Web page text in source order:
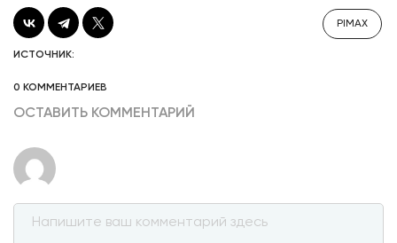
PIMAX
ИСТОЧНИК:
0 КОММЕНТАРИЕВ
ОСТАВИТЬ КОММЕНТАРИЙ